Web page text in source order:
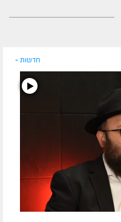
חדשות »